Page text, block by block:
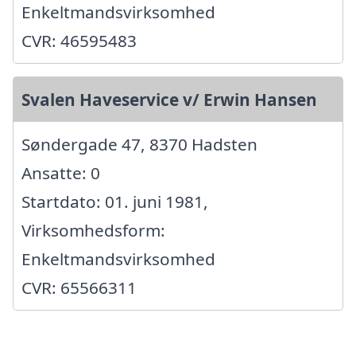
Enkeltmandsvirksomhed
CVR: 46595483
Svalen Haveservice v/ Erwin Hansen
Søndergade 47, 8370 Hadsten
Ansatte: 0
Startdato: 01. juni 1981,
Virksomhedsform:
Enkeltmandsvirksomhed
CVR: 65566311